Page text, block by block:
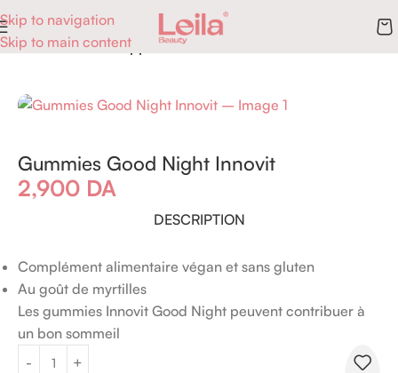
Skip to navigation
Skip to main content
Accueil Essential Supplements
Gummies Good Night Innovit
2,900 DA
DESCRIPTION
Complément alimentaire végan et sans gluten
Au goût de myrtilles
Les gummies Innovit Good Night peuvent contribuer à
un bon sommeil